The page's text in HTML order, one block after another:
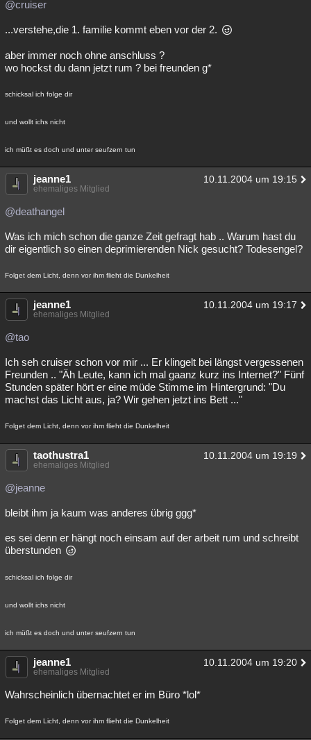
@cruiser
...verstehe,die 1. familie kommt eben vor der 2.
aber immer noch ohne anschluss ?
wo hockst du dann jetzt rum ? bei freunden g*
schicksal ich folge dir
und wollt ichs nicht
ich müßt es doch und unter seufzern tun
jeanne1 10.11.2004 um 19:15
ehemaliges Mitglied
@deathangel
Was ich mich schon die ganze Zeit gefragt hab .. Warum hast du
dir eigentlich so einen deprimierenden Nick gesucht? Todesengel?
Folget dem Licht, denn vor ihm flieht die Dunkelheit
jeanne1 10.11.2004 um 19:17
ehemaliges Mitglied
@tao
Ich seh cruiser schon vor mir ... Er klingelt bei längst vergessenen
Freunden .. "Äh Leute, kann ich mal gaanz kurz ins Internet?" Fünf
Stunden später hört er eine müde Stimme im Hintergrund: "Du
machst das Licht aus, ja? Wir gehen jetzt ins Bett ..."
Folget dem Licht, denn vor ihm flieht die Dunkelheit
taothustra1 10.11.2004 um 19:19
ehemaliges Mitglied
@jeanne
bleibt ihm ja kaum was anderes übrig ggg*
es sei denn er hängt noch einsam auf der arbeit rum und schreibt
überstunden
schicksal ich folge dir
und wollt ichs nicht
ich müßt es doch und unter seufzern tun
jeanne1 10.11.2004 um 19:20
ehemaliges Mitglied
Wahrscheinlich übernachtet er im Büro *lol*
Folget dem Licht, denn vor ihm flieht die Dunkelheit